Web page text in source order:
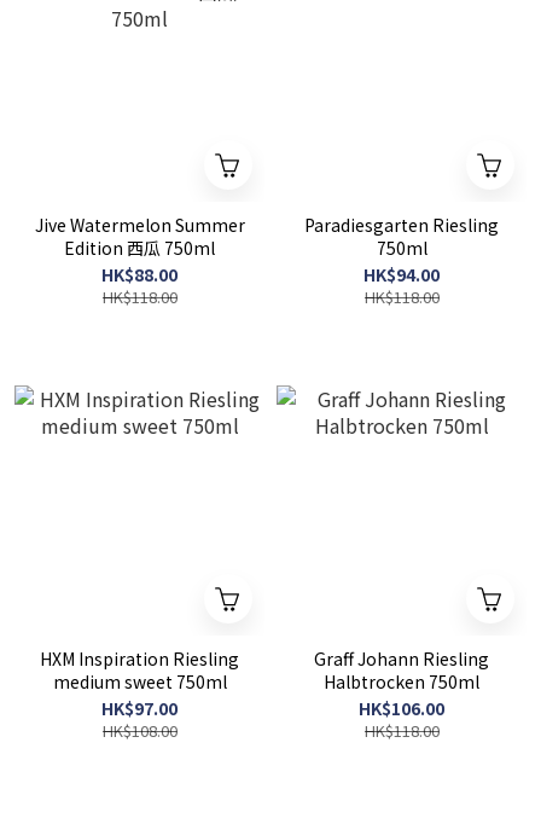
Jive Watermelon Summer
Edition 西瓜 750ml
HK$88.00
HK$118.00
Paradiesgarten Riesling
750ml
HK$94.00
HK$118.00
HXM Inspiration Riesling
medium sweet 750ml
HK$97.00
HK$108.00
Graff Johann Riesling
Halbtrocken 750ml
HK$106.00
HK$118.00